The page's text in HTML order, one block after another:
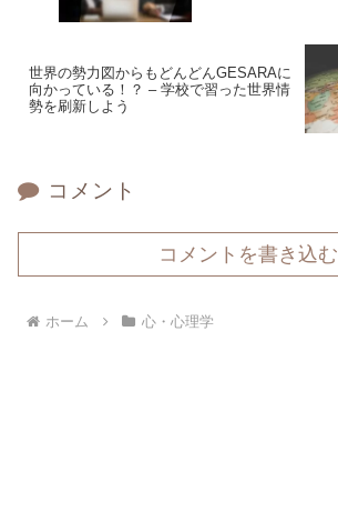
世界の勢力図からもどんどんGESARAに
向かっている！？ – 学校で習った世界情
勢を刷新しよう
コメント
コメントを書き込む
ホーム 心・心理学